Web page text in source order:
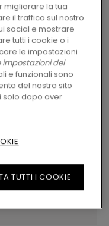
CALDO
VICINO
migliorare la tua
il traffico sul nostro
social e mostrare
tutti i cookie o i
le impostazioni
impostazioni dei
e funzionali sono
del nostro sito
solo dopo aver
TUTTI I COOKIE